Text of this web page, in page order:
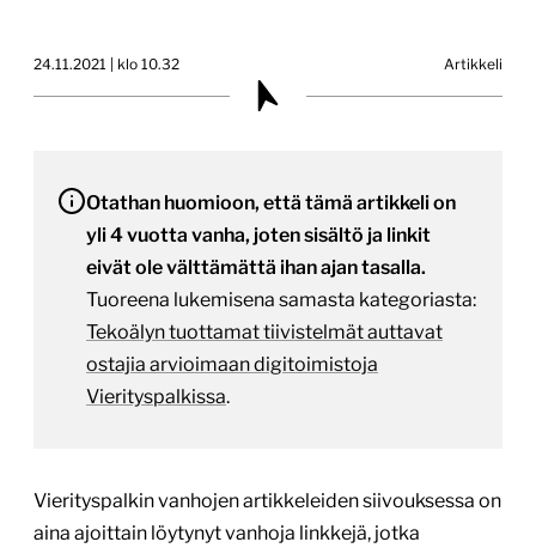
24.11.2021 | klo 10.32 Artikkeli
Otathan huomioon, että tämä artikkeli on
yli 4 vuotta vanha, joten sisältö ja linkit
eivät ole välttämättä ihan ajan tasalla.
Tuoreena lukemisena samasta kategoriasta:
Tekoälyn tuottamat tiivistelmät auttavat
ostajia arvioimaan digitoimistoja
Vierityspalkissa.
Vierityspalkin vanhojen artikkeleiden siivouksessa on
aina ajoittain löytynyt vanhoja linkkejä, jotka